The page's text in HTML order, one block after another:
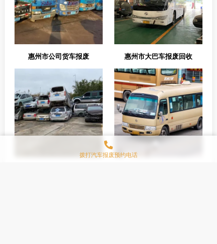
惠州市公司货车报废 惠州市大巴车报废回收
拨打汽车报废预约电话